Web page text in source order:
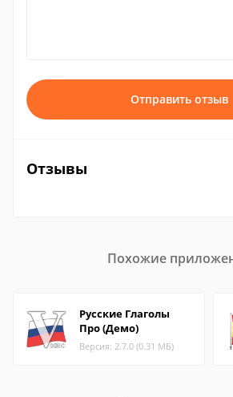
Отправить отзыв
Отзывы
Похожие
Русские Глаголы
Про (Демо)
Версия: 2.7.0 (0.31 МБ)